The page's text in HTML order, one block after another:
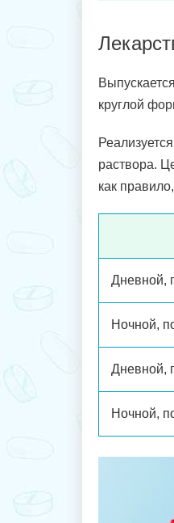
круглой
раствора.
как
Дневной,
Ночной,
Дневной,
Ночной,